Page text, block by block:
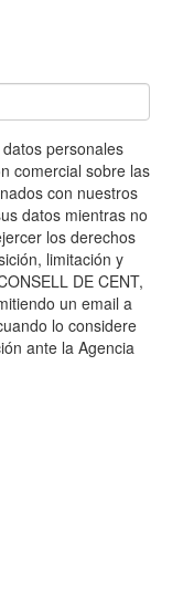
personales
comercial sobre las
con nuestros
datos mientras no
los derechos
limitación y
DE CENT,
un email a
lo considere
ante la Agencia